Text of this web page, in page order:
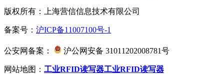
版权所有：上海营信信息技术有限公司
备案号： 沪ICP备11007100号-1
公安网备案： 沪公网安备 31011202008781号
网站地图： 工业RFID读写器工业RFID读写器